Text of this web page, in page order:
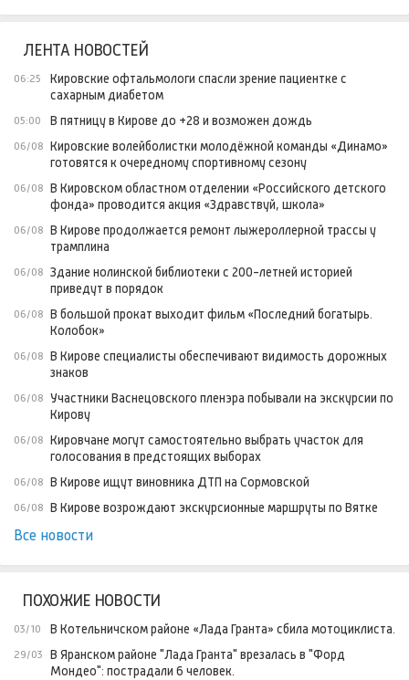
ЛЕНТА НОВОСТЕЙ
06:25
Кировские офтальмологи спасли зрение пациентке с
сахарным диабетом
05:00 В пятницу в Кирове до +28 и возможен дождь
06/08 Кировские волейболистки молодёжной команды «Динамо»
готовятся к очередному спортивному сезону
06/08 В Кировском областном отделении «Российского детского
фонда» проводится акция «Здравствуй, школа»
06/08 В Кирове продолжается ремонт лыжероллерной трассы у
трамплина
06/08 Здание нолинской библиотеки с 200-летней историей
приведут в порядок
06/08 В большой прокат выходит фильм «Последний богатырь.
Колобок»
06/08 В Кирове специалисты обеспечивают видимость дорожных
знаков
06/08 Участники Васнецовского пленэра побывали на экскурсии по
Кирову
06/08 Кировчане могут самостоятельно выбрать участок для
голосования в предстоящих выборах
06/08 В Кирове ищут виновника ДТП на Сормовской
06/08 В Кирове возрождают экскурсионные маршруты по Вятке
Все новости
ПОХОЖИЕ НОВОСТИ
03/10 В Котельничском районе «Лада Гранта» сбила мотоциклиста.
29/03
В Яранском районе "Лада Гранта" врезалась в "Форд
Мондео": пострадали 6 человек.